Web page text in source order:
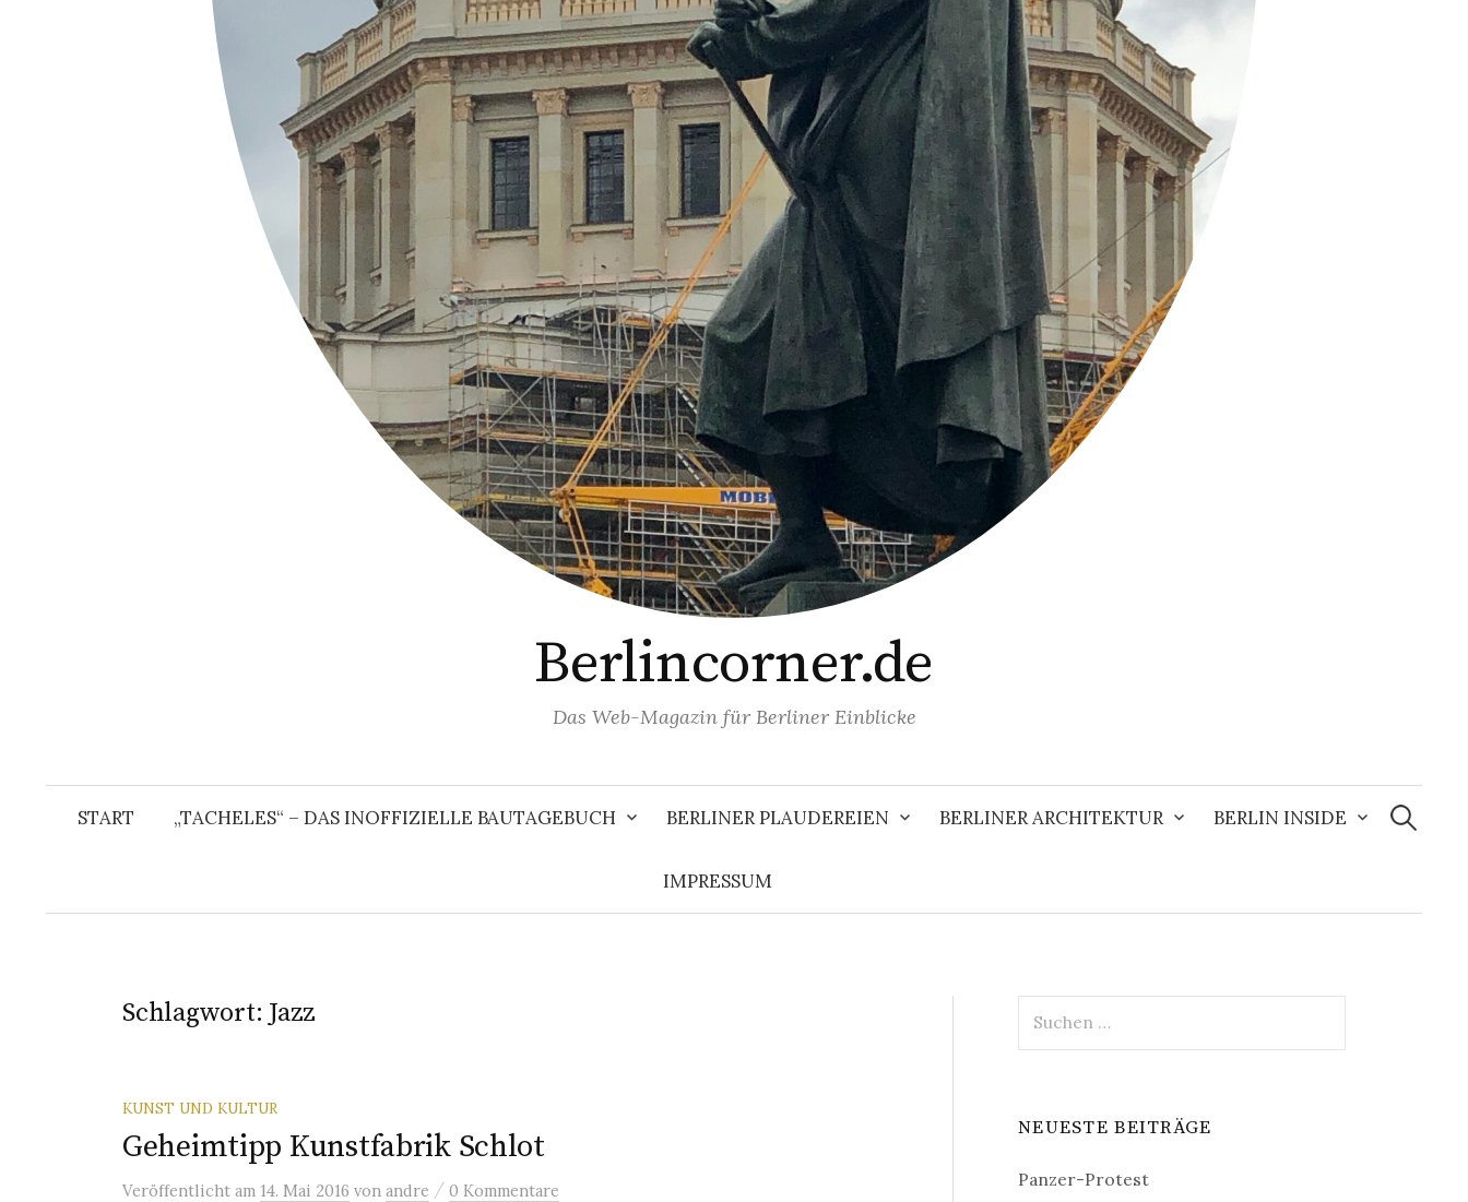
Berlincorner.de
Das Web-Magazin für Berliner Einblicke
START „TACHELES“ – DAS INOFFIZIELLE BAUTAGEBUCH BERLINER PLAUDEREIEN BERLINER ARCHITEKTUR BERLIN INSIDE
IMPRESSUM
Suchen
nach:
Schlagwort: Jazz
KUNST UND KULTUR
Geheimtipp Kunstfabrik Schlot
Veröffentlicht am 14. Mai 2016 von andre / 0 Kommentare
nach:
NEUESTE BEITRÄGE
Panzer-Protest